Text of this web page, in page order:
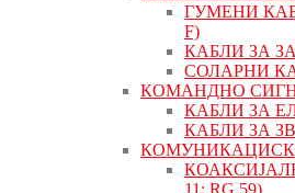
ГУМЕНИ
F)
КАБЛИ ЗА
СОЛАРНИ
КОМАНДНО
КАБЛИ ЗА
КАБЛИ ЗА
11; RG 59)